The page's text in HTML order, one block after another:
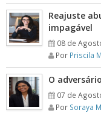
Reajuste
impagável
08 de
Por Priscila
O
07 de
Por Soraya